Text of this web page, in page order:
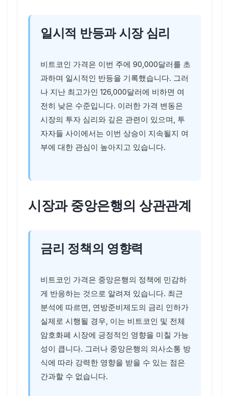
일시적 반등과 시장 심리
비트코인 가격은 이번 주에 90,000달러를 초
과하며 일시적인 반등을 기록했습니다. 그러
나 지난 최고가인 126,000달러에 비하면 여
전히 낮은 수준입니다. 이러한 가격 변동은
시장의 투자 심리와 깊은 관련이 있으며, 투
자자들 사이에서는 이번 상승이 지속될지 여
부에 대한 관심이 높아지고 있습니다.
시장과 중앙은행의 상관관계
금리 정책의 영향력
비트코인 가격은 중앙은행의 정책에 민감하
게 반응하는 것으로 알려져 있습니다. 최근
분석에 따르면, 연방준비제도의 금리 인하가
실제로 시행될 경우, 이는 비트코인 및 전체
암호화폐 시장에 긍정적인 영향을 미칠 가능
성이 큽니다. 그러나 중앙은행의 의사소통 방
식에 따라 강력한 영향을 받을 수 있는 점은
간과할 수 없습니다.